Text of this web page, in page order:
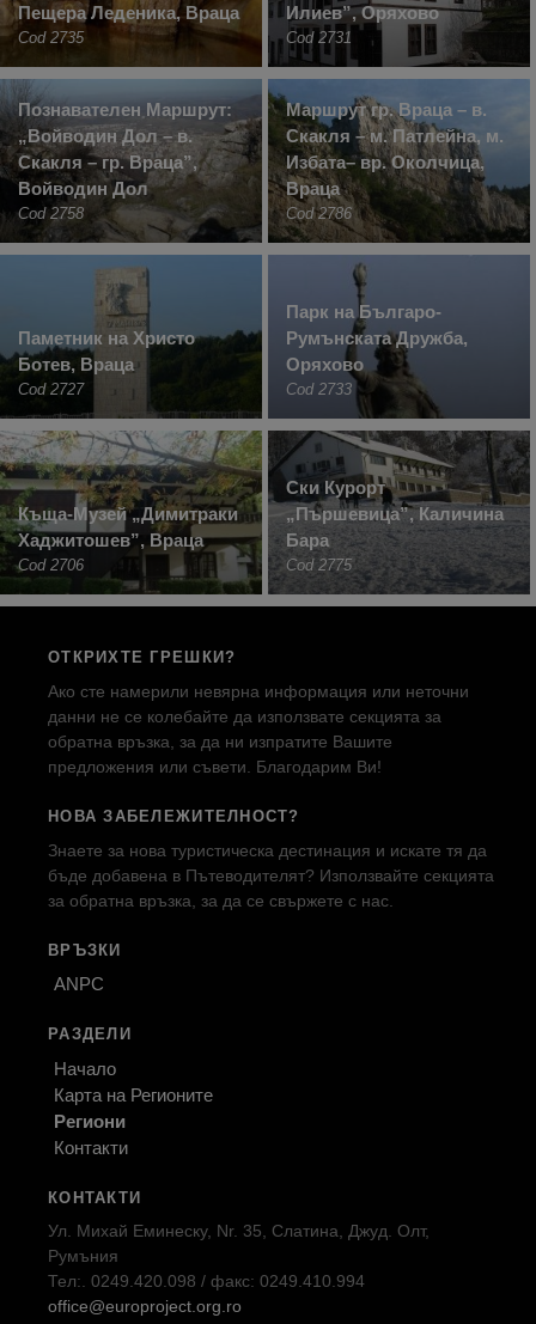
Пещера Леденика, Враца
Cod 2735
Илиев”, Оряхово
Cod 2731
Познавателен Маршрут:
„Войводин Дол – в.
Скакля – гр. Враца”,
Войводин Дол
Cod 2758
Маршрут гр. Враца – в.
Скакля – м. Патлейна, м.
Избата– вр. Околчица,
Враца
Cod 2786
Паметник на Христо
Ботев, Враца
Cod 2727
Парк на Българо-
Румънската Дружба,
Оряхово
Cod 2733
Къща-Музей „Димитраки
Хаджитошев”, Враца
Cod 2706
Ски Курорт
„Пършевица”, Каличина
Бара
Cod 2775
ОТКРИХТЕ ГРЕШКИ?
Ако сте намерили невярна информация или неточни
данни не се колебайте да използвате секцията за
обратна връзка, за да ни изпратите Вашите
предложения или съвети. Благодарим Ви!
НОВА ЗАБЕЛЕЖИТЕЛНОСТ?
Знаете за нова туристическа дестинация и искате тя да
бъде добавена в Пътеводителят? Използвайте секцията
за обратна връзка, за да се свържете с нас.
ВРЪЗКИ
ANPC
РАЗДЕЛИ
Начало
Карта на Регионите
Региони
Контакти
КОНТАКТИ
Ул. Михай Еминеску, Nr. 35, Слатина, Джуд. Олт,
Румъния
Тел:. 0249.420.098 / факс: 0249.410.994
office@europroject.org.ro